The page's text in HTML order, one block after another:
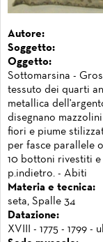
Autore:
Soggetto:
Oggetto:
Sottomarsina -
tessuto dei quarti
metallica
disegnano
fiori e piume
per fasce parallele
10 bottoni rivestiti e
p.indietro. - Abiti
Materia e tecnica:
seta, Spalle 34
Datazione:
XVIII - 1775 - 1799 -